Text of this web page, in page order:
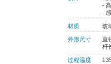
-
-
材质
玻
外形尺寸
直
杆
过程温度